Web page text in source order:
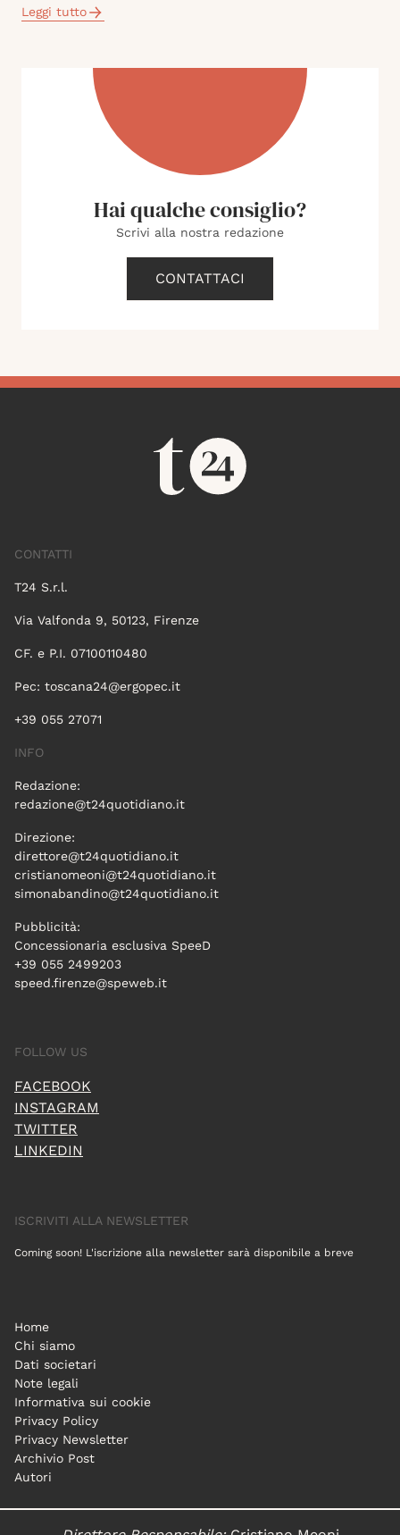
Leggi tutto
Hai qualche consiglio?
Scrivi alla nostra redazione
CONTATTACI
CONTATTI
T24 S.r.l.
Via Valfonda 9, 50123, Firenze
CF. e P.I. 07100110480
Pec: toscana24@ergopec.it
+39 055 27071
INFO
Redazione:
redazione@t24quotidiano.it
Direzione:
direttore@t24quotidiano.it
cristianomeoni@t24quotidiano.it
simonabandino@t24quotidiano.it
Pubblicità:
Concessionaria esclusiva SpeeD
+39 055 2499203
speed.firenze@speweb.it
FOLLOW US
FACEBOOK
INSTAGRAM
TWITTER
LINKEDIN
ISCRIVITI ALLA NEWSLETTER
Coming soon! L'iscrizione alla newsletter sarà disponibile a breve
Home
Chi siamo
Dati societari
Note legali
Informativa sui cookie
Privacy Policy
Privacy Newsletter
Archivio Post
Autori